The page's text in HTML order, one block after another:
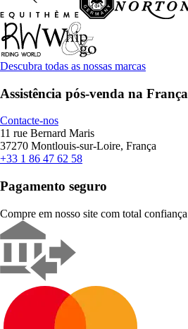
Descubra todas as nossas marcas
Assistência pós-venda na França
Contacte-nos
11 rue Bernard Maris
37270 Montlouis-sur-Loire, França
+33 1 86 47 62 58
Pagamento seguro
Compre em nosso site com total confiança